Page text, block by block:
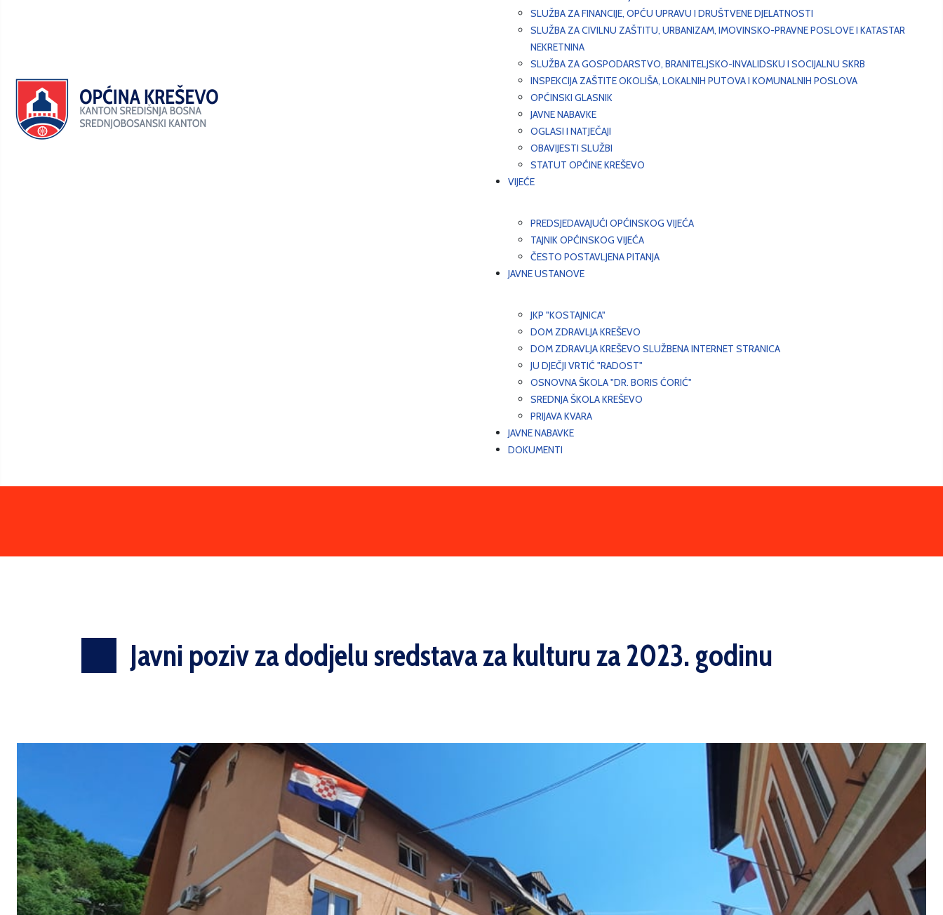
SLUŽBA ZA FINANCIJE, OPĆU UPRAVU I DRUŠTVENE DJELATNOSTI
SLUŽBA ZA CIVILNU ZAŠTITU, URBANIZAM, IMOVINSKO-PRAVNE POSLOVE I KATASTAR
NEKRETNINA
SLUŽBA ZA GOSPODARSTVO, BRANITELJSKO-INVALIDSKU I SOCIJALNU SKRB
INSPEKCIJA ZAŠTITE OKOLIŠA, LOKALNIH PUTOVA I KOMUNALNIH POSLOVA
OPĆINSKI GLASNIK
JAVNE NABAVKE
OGLASI I NATJEČAJI
OBAVIJESTI SLUŽBI
STATUT OPĆINE KREŠEVO
VIJEĆE
PREDSJEDAVAJUĆI OPĆINSKOG VIJEĆA
TAJNIK OPĆINSKOG VIJEĆA
ČESTO POSTAVLJENA PITANJA
JAVNE USTANOVE
JKP "KOSTAJNICA"
DOM ZDRAVLJA KREŠEVO
DOM ZDRAVLJA KREŠEVO SLUŽBENA INTERNET STRANICA
JU DJEČJI VRTIĆ "RADOST"
OSNOVNA ŠKOLA "DR. BORIS ĆORIĆ"
SREDNJA ŠKOLA KREŠEVO
PRIJAVA KVARA
JAVNE NABAVKE
DOKUMENTI
Javni poziv za dodjelu sredstava za kulturu za 2023. godinu